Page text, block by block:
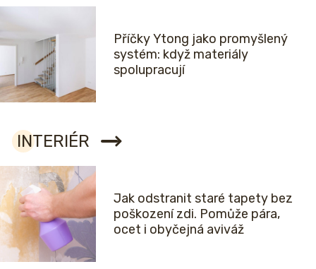
Příčky Ytong jako promyšlený
systém: když materiály
spolupracují
INTERIÉR
Jak odstranit staré tapety bez
poškození zdi. Pomůže pára,
ocet i obyčejná aviváž